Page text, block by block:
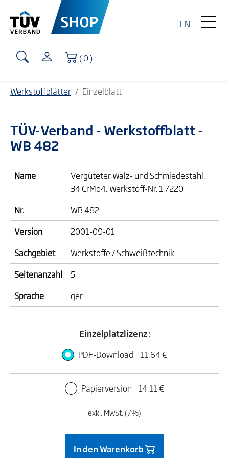
EN
Warenkorb
( 0 )
Werkstoffblätter Einzelblatt
TÜV-Verband - Werkstoffblatt -
WB 482
Name
Vergüteter Walz- und Schmiedestahl,
34 CrMo4, Werkstoff-Nr. 1.7220
Nr.
WB 482
Version
2001-09-01
Sachgebiet
Werkstoffe / Schweißtechnik
Seitenanzahl
5
Sprache
ger
Einzelplatzlizenz:
PDF-Download
11,64 €
Papierversion 14,11 €
exkl. MwSt. (7%)
In den Warenkorb